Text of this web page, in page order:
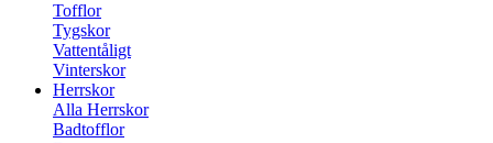
Tofflor
Tygskor
Vattentåligt
Vinterskor
Herrskor
Alla Herrskor
Badtofflor